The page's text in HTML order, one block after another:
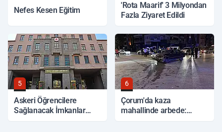
Nefes Kesen Eğitim
'Rota Maarif' 3 Milyondan
Fazla Ziyaret Edildi
5
Askeri Öğrencilere
Sağlanacak İmkanlar
6
Çorum'da kaza
mahallinde arbede: